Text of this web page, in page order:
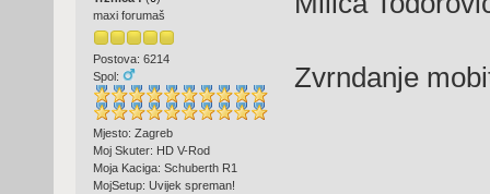
maxi forumaš
Postova: 6214
Spol:
Mjesto: Zagreb
Moj Skuter: HD V-Rod
Moja Kaciga: Schuberth R1
MojSetup: Uvijek spreman!
Zvrndanje